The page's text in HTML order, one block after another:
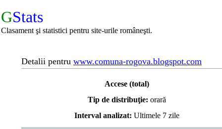
GStats
Clasament şi statistici pentru site-urile româneşti.
Detalii pentru www.comuna-rogova.blogspot.com
Accese (total)
Tip de distribuţie: orară
Interval analizat: Ultimele 7 zile